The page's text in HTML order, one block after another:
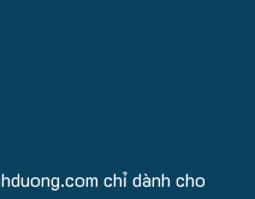
chỉ dành cho